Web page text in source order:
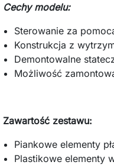
Cechy modelu:
Sterowanie za
Konstrukcja z
Demontowalne
Możliwość
Zawartość zestawu:
Piankowe elementy
Plastikowe elementy